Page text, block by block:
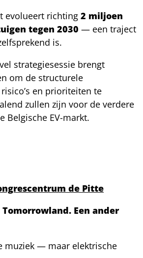
evolueert richting 2 miljoen
tegen 2030 — een traject
is.
strategiesessie brengt
om de structurele
en prioriteiten te
zullen zijn voor de verdere
Belgische EV-markt.
de Pitte
Een ander
muziek — maar elektrische